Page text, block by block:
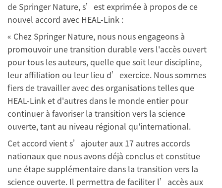
de Springer Nature, s’est exprimée à propos de ce
nouvel accord avec HEAL-Link :
« Chez Springer Nature, nous nous engageons à
promouvoir une transition durable vers l'accès ouvert
pour tous les auteurs, quelle que soit leur discipline,
leur affiliation ou leur lieu d’exercice. Nous sommes
fiers de travailler avec des organisations telles que
HEAL-Link et d'autres dans le monde entier pour
continuer à favoriser la transition vers la science
ouverte, tant au niveau régional qu'international.
Cet accord vient s’ajouter aux 17 autres accords
nationaux que nous avons déjà conclus et constitue
une étape supplémentaire dans la transition vers la
science ouverte. Il permettra de faciliter l’accès aux